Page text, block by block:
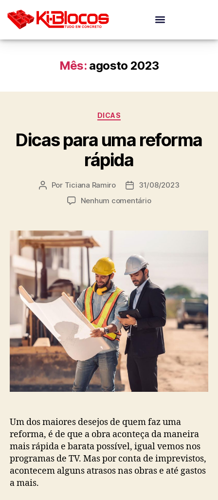
Mês: agosto 2023
DICAS
Dicas para uma reforma
rápida
Por Ticiana Ramiro
31/08/2023
Nenhum comentário
Um dos maiores desejos de quem faz uma
reforma, é de que a obra aconteça da maneira
mais rápida e barata possível, igual vemos nos
programas de TV. Mas por conta de imprevistos,
acontecem alguns atrasos nas obras e até gastos
a mais.